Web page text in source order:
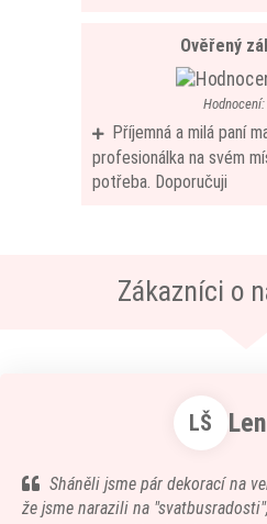
Ověřený
Příjemná a milá paní
profesionálka na svém
potřeba. Doporučuji
Zákazníci o
LŠ
Sháněli jsme pár dekorací na
že jsme narazili na